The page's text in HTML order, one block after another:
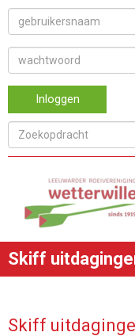
Inloggen
Skiff
Skiff